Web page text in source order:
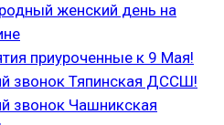
женский день на
приуроченные к 9 Мая!
звонок Тяпинская ДССШ!
звонок Чашникская